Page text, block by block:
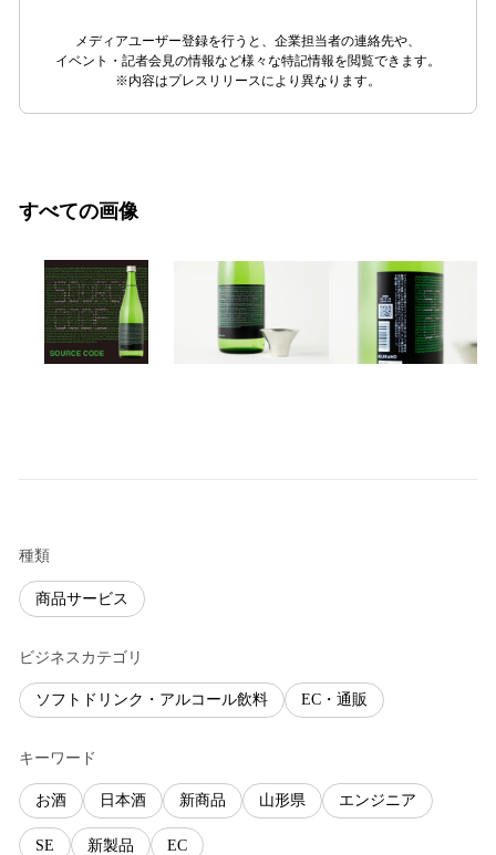
メディアユーザー登録を行うと、企業担当者の連絡先や、
イベント・記者会見の情報など様々な特記情報を閲覧できます。
※内容はプレスリリースにより異なります。
すべての画像
種類
商品サービス
ビジネスカテゴリ
ソフトドリンク・アルコール飲料 EC・通販
キーワード
お酒 日本酒 新商品 山形県 エンジニア
SE 新製品 EC